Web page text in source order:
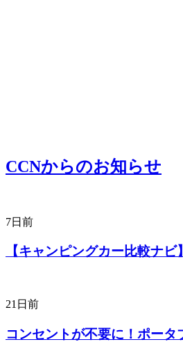
CCNからのお知らせ
7日前
【キャンピングカー比較ナ
21日前
コンセントが不要に！ポー